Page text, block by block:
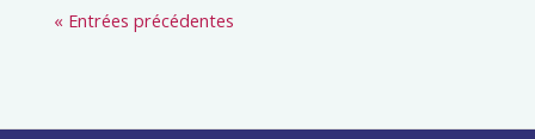
« Entrées précédentes